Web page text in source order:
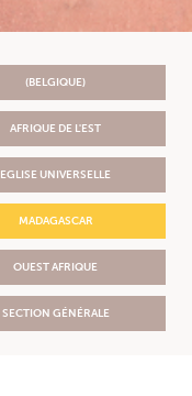
(BELGIQUE)
AFRIQUE DE L'EST
EGLISE UNIVERSELLE
MADAGASCAR
OUEST AFRIQUE
SECTION GÉNÉRALE